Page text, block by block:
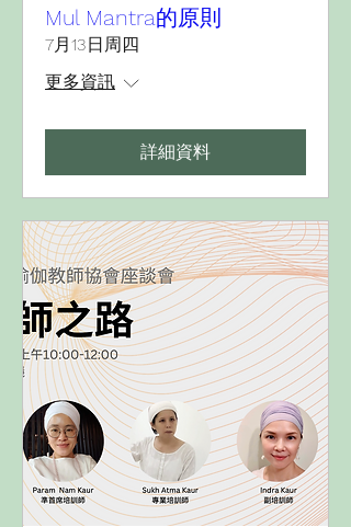
Mul Mantra的原則
7月13日周四
更多資訊
詳細資料